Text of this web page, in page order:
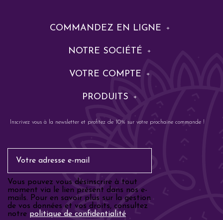
COMMANDEZ EN LIGNE
NOTRE SOCIÉTÉ
VOTRE COMPTE
PRODUITS
Inscrivez vous à la newsletter et profitez de 10% sur votre prochaine commande !
Vous pouvez vous désinscrire à tout
moment via le lien présent dans nos e-
mails. Pour en savoir plus sur la gestion
de vos données et vos droits, consultez
notre politique de confidentialité.